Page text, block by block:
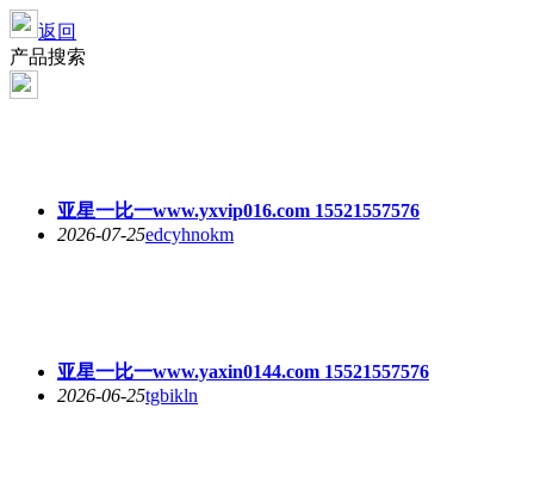
返回
产品搜索
亚星一比一www.yxvip016.com 15521557576
2026-07-25edcyhnokm
亚星一比一www.yaxin0144.com 15521557576
2026-06-25tgbikln